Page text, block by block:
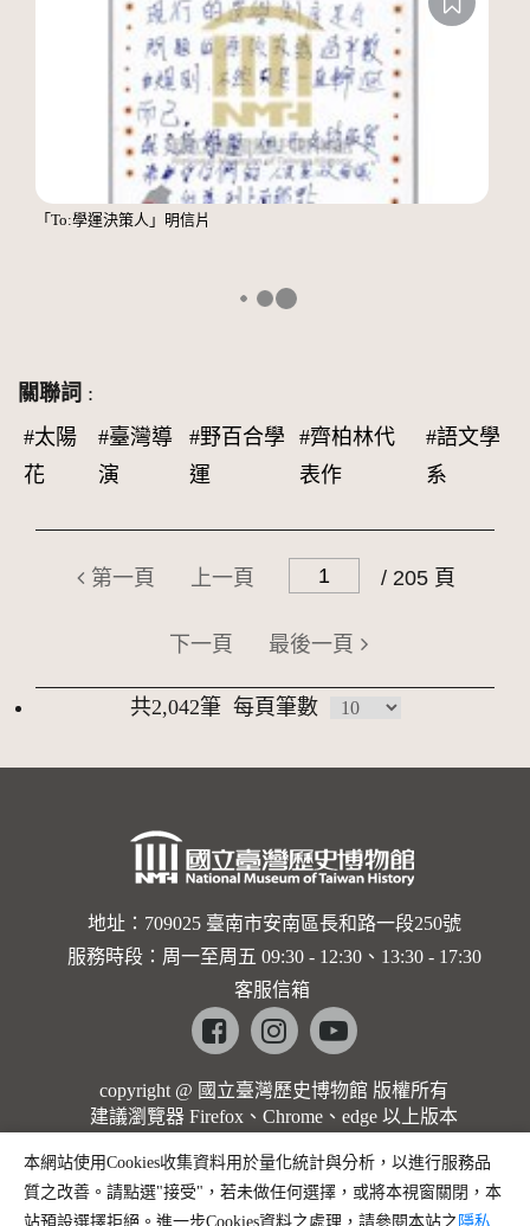
「To:學運決策人」明信片
關聯詞 :
#太陽
花
#臺灣導
演
#野百合學
運
#齊柏林代
表作
#語文學
系
第一頁 上一頁 / 205 頁
下一頁 最後一頁
共2,042筆 每頁筆數
地址：709025 臺南市安南區長和路一段250號
服務時段：周一至周五 09:30 - 12:30、13:30 - 17:30
客服信箱
Facebookinstagramyoutube
copyright @ 國立臺灣歷史博物館 版權所有
建議瀏覽器 Firefox、Chrome、edge 以上版本
本網站使用Cookies收集資料用於量化統計與分析，以進行服務品
質之改善。請點選"接受"，若未做任何選擇，或將本視窗關閉，本
站預設選擇拒絕。進一步Cookies資料之處理，請參閱本站之 隱私